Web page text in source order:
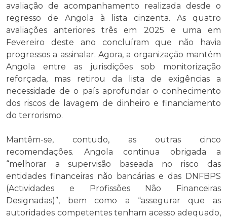
avaliação de acompanhamento realizada desde o
regresso de Angola à lista cinzenta. As quatro
avaliações anteriores três em 2025 e uma em
Fevereiro deste ano concluíram que não havia
progressos a assinalar. Agora, a organização mantém
Angola entre as jurisdições sob monitorização
reforçada, mas retirou da lista de exigências a
necessidade de o país aprofundar o conhecimento
dos riscos de lavagem de dinheiro e financiamento
do terrorismo.
Mantêm-se, contudo, as outras cinco
recomendações. Angola continua obrigada a
“melhorar a supervisão baseada no risco das
entidades financeiras não bancárias e das DNFBPS
(Actividades e Profissões Não Financeiras
Designadas)”, bem como a “assegurar que as
autoridades competentes tenham acesso adequado,